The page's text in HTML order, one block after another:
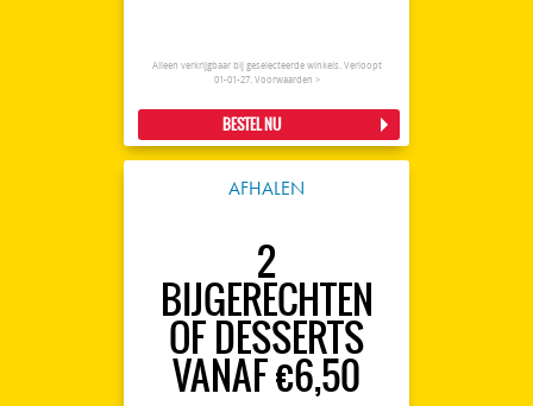
Alleen verkrijgbaar bij geselecteerde winkels. Verloopt
01-01-27. Voorwaarden >
BESTEL NU
AFHALEN
2
BIJGERECHTEN
OF DESSERTS
VANAF €6,50